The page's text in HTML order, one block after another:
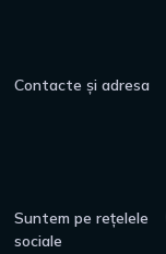
Contacte și adresa
Suntem pe rețelele
sociale